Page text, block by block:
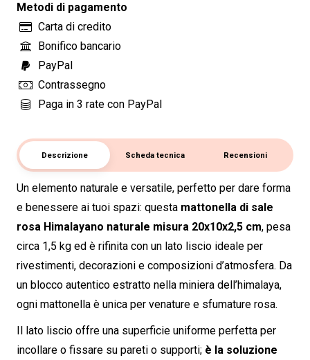
rivestimenti
grotte
Sale
quantità
Metodi di pagamento
Carta di credito
Bonifico bancario
PayPal
Contrassegno
Paga in 3 rate con PayPal
Descrizione Scheda tecnica Recensioni
Un elemento naturale e versatile, perfetto per dare forma
e benessere ai tuoi spazi: questa mattonella di sale
rosa Himalayano naturale misura 20x10x2,5 cm, pesa
circa 1,5 kg ed è rifinita con un lato liscio ideale per
rivestimenti, decorazioni e composizioni d’atmosfera. Da
un blocco autentico estratto nella miniera dell’himalaya,
ogni mattonella è unica per venature e sfumature rosa.
Il lato liscio offre una superficie uniforme perfetta per
incollare o fissare su pareti o supporti; è la soluzione